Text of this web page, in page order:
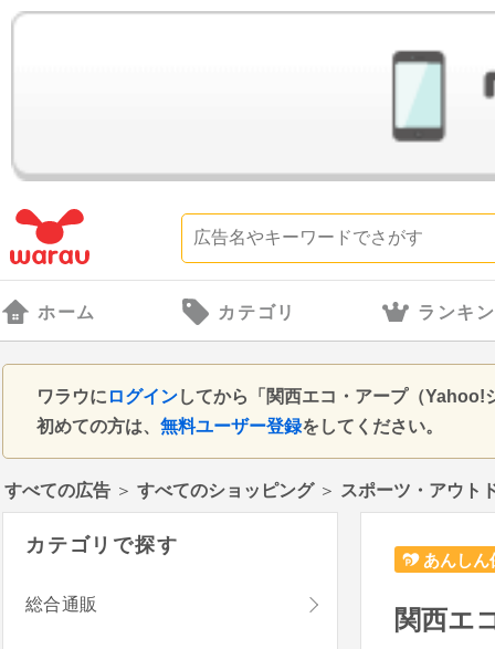
ホーム カテゴリ ランキ
ワラウに ログインしてから「関西エコ・アープ（
初めての方は、 無料ユーザー登録をしてください。
すべての広告 ＞ すべてのショッピング＞ スポーツ・アウト
あんしん
関西エ
カテゴリで探す
総合通販